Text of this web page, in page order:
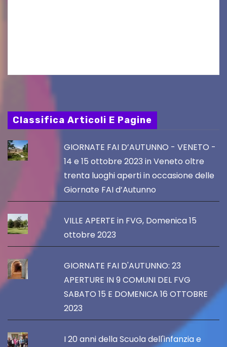
Classifica Articoli E Pagine
GIORNATE FAI D’AUTUNNO - VENETO -
14 e 15 ottobre 2023 in Veneto oltre
trenta luoghi aperti in occasione delle
Giornate FAI d’Autunno
VILLE APERTE in FVG, Domenica 15
ottobre 2023
GIORNATE FAI D'AUTUNNO: 23
APERTURE IN 9 COMUNI DEL FVG
SABATO 15 E DOMENICA 16 OTTOBRE
2023
I 20 anni della Scuola dell'infanzia e